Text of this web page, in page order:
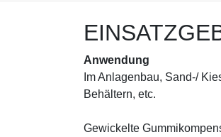
Anwendung
Im Anlagenbau, Sand-/
Behältern, etc.
Gewickelte